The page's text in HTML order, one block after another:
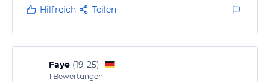
Hilfreich Teilen
Faye (19-25)
1 Bewertungen